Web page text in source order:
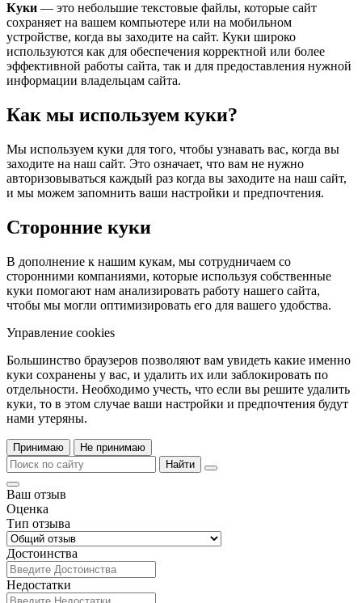
Куки — это небольшие текстовые файлы, которые сайт
сохраняет на вашем компьютере или на мобильном
устройстве, когда вы заходите на сайт. Куки широко
используются как для обеспечения корректной или более
эффективной работы сайта, так и для предоставления нужной
информации владельцам сайта.
Как мы используем куки?
Мы используем куки для того, чтобы узнавать вас, когда вы
заходите на наш сайт. Это означает, что вам не нужно
авторизовываться каждый раз когда вы заходите на наш сайт,
и мы можем запомнить ваши настройки и предпочтения.
Сторонние куки
В дополнение к нашим кукам, мы сотрудничаем со
сторонними компаниями, которые используя собственные
куки помогают нам анализировать работу нашего сайта,
чтобы мы могли оптимизировать его для вашего удобства.
Управление cookies
Большинство браузеров позволяют вам увидеть какие именно
куки сохранены у вас, и удалить их или заблокировать по
отдельности. Необходимо учесть, что если вы решите удалить
куки, то в этом случае ваши настройки и предпочтения будут
нами утеряны.
Принимаю
Не принимаю
Найти
Ваш отзыв
Оценка
Тип отзыва
Достоинства
Недостатки